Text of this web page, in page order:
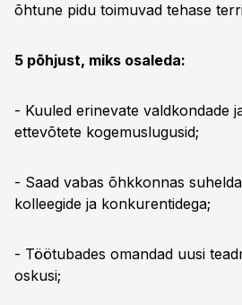
õhtune pidu toimuvad tehase
5 põhjust, miks osaleda:
- Kuuled erinevate valdkondade
ettevõtete kogemuslugusid;
- Saad vabas õhkkonnas
kolleegide ja konkurentidega;
- Töötubades omandad uusi
oskusi;